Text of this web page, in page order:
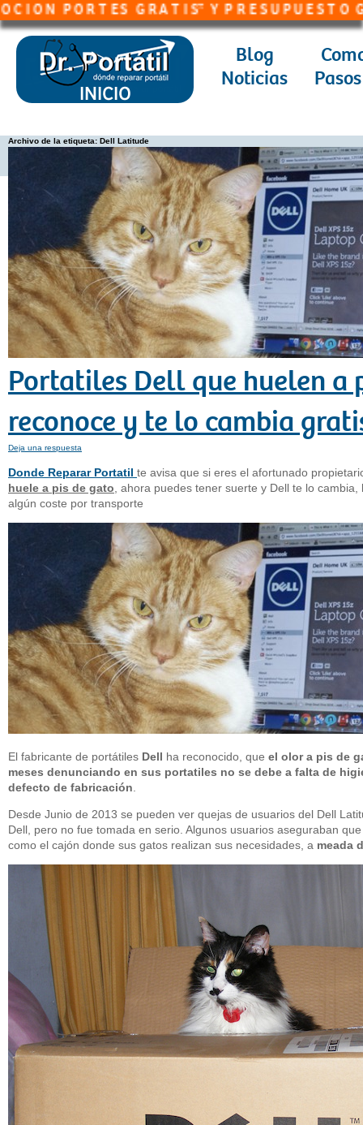
P O R T E S G R A T I S* Y P R E S U P U E S T O G R A T
Blog
Noticias
Archivo de la etiqueta: Dell Latitude
Portatiles Dell que huelen a
reconoce y te lo cambia
Deja una respuesta
Donde Reparar Portatil te avisa que si eres el afortunado
huele a pis de gato , ahora puedes tener suerte y Dell te lo
algún coste por transporte
El fabricante de portátiles Dell ha reconocido, que el olor a pis de
meses denunciando en sus portatiles no se debe a falta de
defecto de fabricación
Desde Junio de 2013 se pueden ver quejas de usuarios del Dell
Dell, pero no fue tomada en serio. Algunos usuarios aseguraban
como el cajón donde sus gatos realizan sus necesidades, a meada